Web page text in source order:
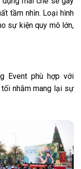
tầm nhìn. Loại hình
sự kiện quy mô lớn,
Event phù hợp với
nhằm mang lại sự